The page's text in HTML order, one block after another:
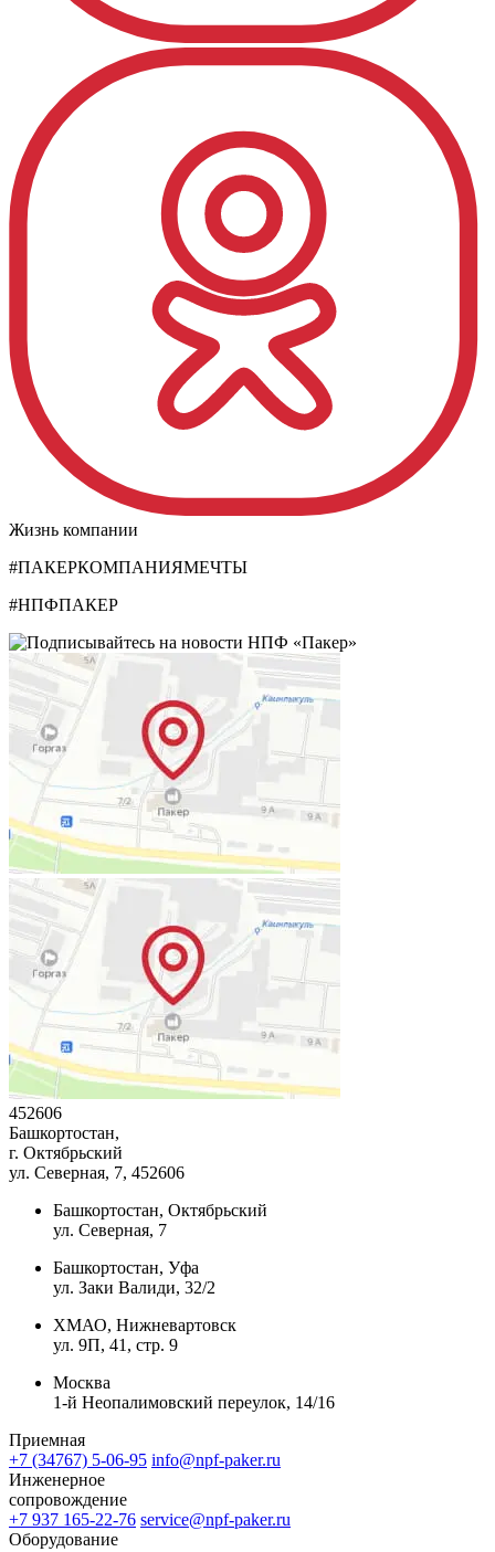
Жизнь компании
#ПАКЕРКОМПАНИЯМЕЧТЫ
#НПФПАКЕР
452606
Башкортостан,
г. Октябрьский
ул. Северная, 7, 452606
Башкортостан, Октябрьский
ул. Северная, 7
Башкортостан, Уфа
ул. Заки Валиди, 32/2
ХМАО, Нижневартовск
ул. 9П, 41, стр. 9
Москва
1-й Неопалимовский переулок, 14/16
Приемная
+7 (34767) 5-06-95 info@npf-paker.ru
Инженерное
сопровождение
+7 937 165-22-76 service@npf-paker.ru
Оборудование